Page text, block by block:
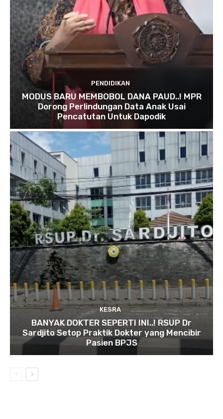
PENDIDIKAN
MODUS BARU MEMBOBOL DANA PAUD..! MPR
Dorong Perlindungan Data Anak Usai
Pencatutan Untuk Dapodik
KESRA
BANYAK DOKTER SEPERTI INI..! RSUP Dr
Sardjito Setop Praktik Dokter yang Mencibir
Pasien BPJS